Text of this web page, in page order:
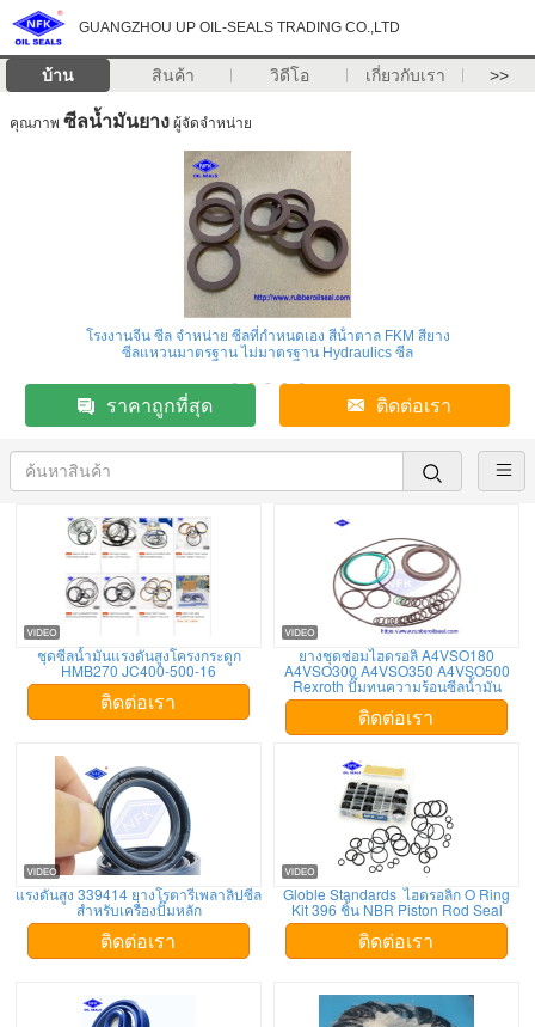
GUANGZHOU UP OIL-SEALS TRADING CO.,LTD
บ้าน สินค้า วิดีโอ เกี่ยวกับเรา >>
คุณภาพ ซีลน้ำมันยาง ผู้จัดจำหน่าย
โรงงานจีน ซีล จําหน่าย ซีลที่กําหนดเอง สีน้ําตาล FKM สียาง
ซีลแหวนมาตรฐาน ไม่มาตรฐาน Hydraulics ซีล
ราคาถูกที่สุด ติดต่อเรา
ชุดซีลน้ำมันแรงดันสูงโครงกระดูก
HMB270 JC400-500-16
ติดต่อเรา
ยางชุดซ่อมไฮดรอลิ A4VSO180
A4VSO300 A4VSO350 A4VSO500
Rexroth ปั๊มทนความร้อนซีลน้ำมัน
ติดต่อเรา
แรงดันสูง 339414 ยางโรตารีเพลาลิปซีล
สำหรับเครื่องปั๊มหลัก
ติดต่อเรา
Globle Standards ไฮดรอลิก O Ring
Kit 396 ชิ้น NBR Piston Rod Seal
ติดต่อเรา